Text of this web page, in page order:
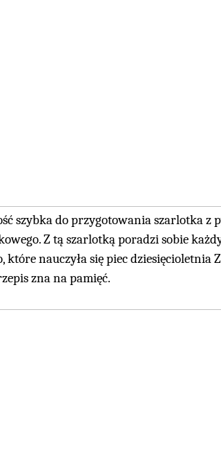
szybka do przygotowania szarlotka
Z tą szarlotką poradzi sobie
które nauczyła się piec dziesięcioletnia
zna na pamięć.